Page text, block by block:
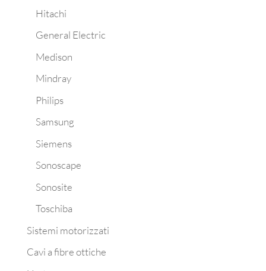
Hitachi
General Electric
Medison
Mindray
Philips
Samsung
Siemens
Sonoscape
Sonosite
Toschiba
Sistemi motorizzati
Cavi a fibre ottiche